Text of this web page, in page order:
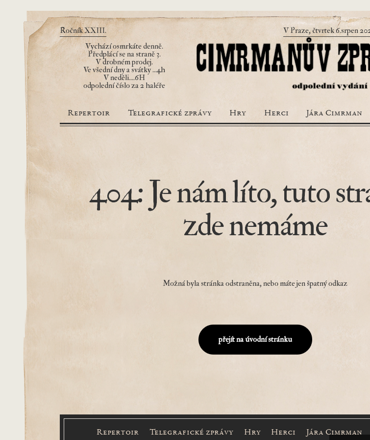
Ročník XXIII. V Praze, čtvrtek 6.srpen
Vychází osmrkáte denně.
Předplácí se na straně 3.
V drobném prodej.
Ve všední dny a svátky ...4h
V neděli....6H
odpolední číslo za 2 haléře
Repertoir Telegrafické zprávy Hry Herci Jára Cimrman
404: Je nám líto, tuto
zde nemáme
Možná byla stránka odstraněna, nebo máte jen špatný odkaz
přejít na úvodní stránku
Repertoir Telegrafické zprávy Hry Herci Jára Cimrman